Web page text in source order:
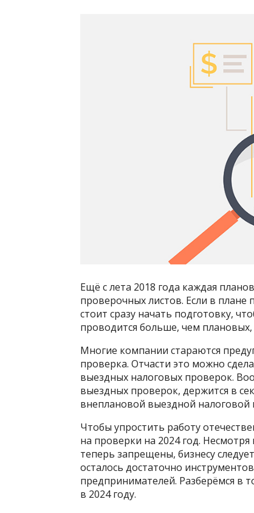
Ещё с лета 2018 года каждая
проверочных листов. Если в
стоит сразу начать подготовку,
проводится больше, чем
Многие компании стараются
проверка. Отчасти это можно
выездных налоговых проверок.
выездных проверок, держится в
внеплановой выездной налоговой
Чтобы упростить работу
на проверки на 2024 год.
теперь запрещены, бизнесу
осталось достаточно
предпринимателей. Разберёмся в
в 2024 году.